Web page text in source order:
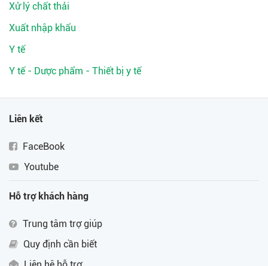
Xử lý chất thải
Xuất nhập khẩu
Y tế
Y tế - Dược phẩm - Thiết bị y tế
Liên kết
FaceBook
Youtube
Hỗ trợ khách hàng
Trung tâm trợ giúp
Quy định cần biết